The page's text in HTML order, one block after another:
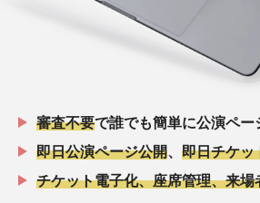
審査不要で誰でも簡単に公演ペー
即日公演ページ公開
即日チケッ
チケット電子化、座席管理、来場